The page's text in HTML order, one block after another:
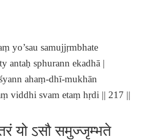
yo’sau samujjṛmbhate
antaḥ sphurann ekadhā |
ahaṃ-dhī-mukhān
viddhi svam etaṃ hṛdi || 217 ||
यो ऽसौ समुज्जृम्भते